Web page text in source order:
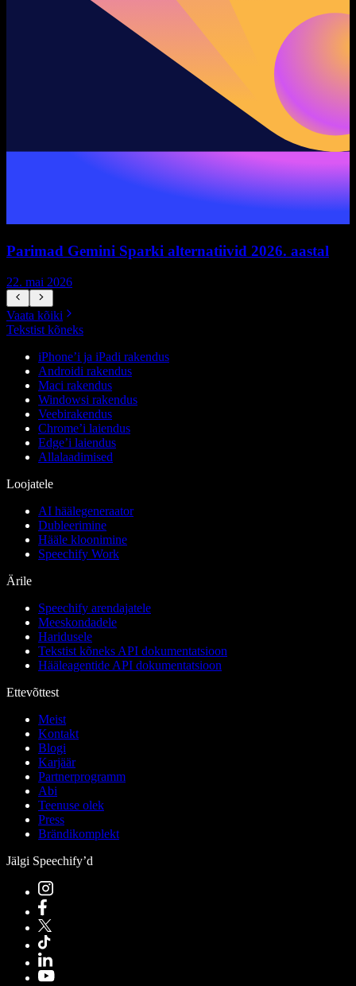
Parimad Gemini Sparki alternatiivid 2026. aastal
22. mai 2026
Vaata kõiki
Tekstist kõneks
iPhone’i ja iPadi rakendus
Androidi rakendus
Maci rakendus
Windowsi rakendus
Veebirakendus
Chrome’i laiendus
Edge’i laiendus
Allalaadimised
Loojatele
AI häälegeneraator
Dubleerimine
Hääle kloonimine
Speechify Work
Ärile
Speechify arendajatele
Meeskondadele
Haridusele
Tekstist kõneks API dokumentatsioon
Hääleagentide API dokumentatsioon
Ettevõttest
Meist
Kontakt
Blogi
Karjäär
Partnerprogramm
Abi
Teenuse olek
Press
Brändikomplekt
Jälgi Speechify’d